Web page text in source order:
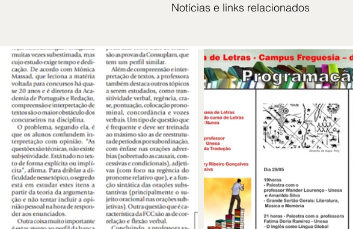
Notícias e links relacionados